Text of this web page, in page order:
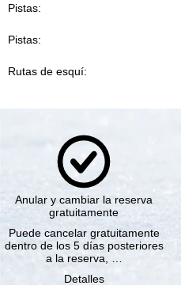
Pistas:
Pistas:
Rutas de esquí:
Anular y cambiar la reserva
gratuitamente
Puede cancelar gratuitamente
dentro de los 5 días posteriores
a la reserva, …
Detalles